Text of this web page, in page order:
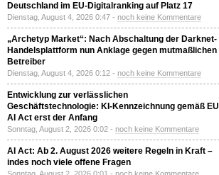
Deutschland im EU-Digitalranking auf Platz 17
Dienstag, August 4, 2026 0:47 - noch keine Kommentare
„Archetyp Market“: Nach Abschaltung der Darknet-
Handelsplattform nun Anklage gegen mutmaßlichen
Betreiber
Dienstag, August 4, 2026 0:12 - noch keine Kommentare
Entwicklung zur verlässlichen
Geschäftstechnologie: KI-Kennzeichnung gemäß EU
AI Act erst der Anfang
Sonntag, August 2, 2026 0:02 - noch keine Kommentare
AI Act: Ab 2. August 2026 weitere Regeln in Kraft –
indes noch viele offene Fragen